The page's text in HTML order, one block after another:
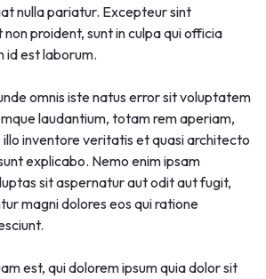
nulla pariatur. Excepteur sint
proident, sunt in culpa qui officia
id est laborum.
omnis iste natus error sit voluptatem
laudantium, totam rem aperiam,
illo inventore veritatis et quasi architecto
explicabo. Nemo enim ipsam
sit aspernatur aut odit aut fugit,
magni dolores eos qui ratione
est, qui dolorem ipsum quia dolor sit